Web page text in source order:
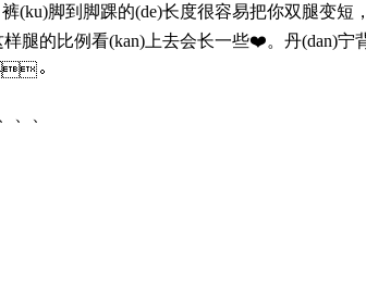
脚到脚踝的(de)长度很容易把你双腿变短，
腿的比例看(kan)上去会长一些❤️。丹
。
、、